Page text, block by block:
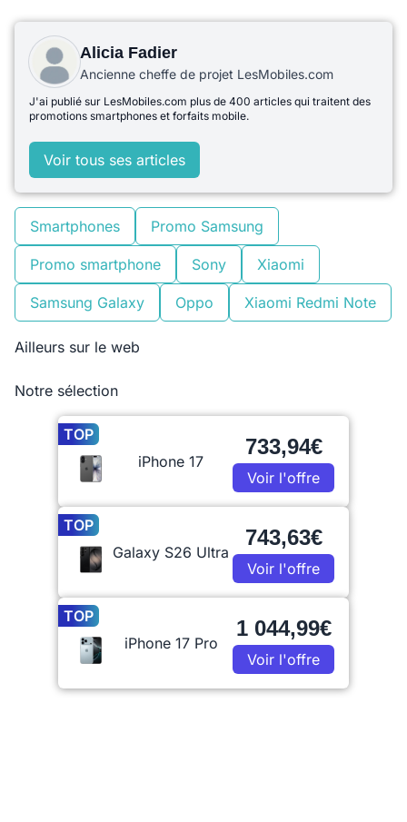
Alicia Fadier
Ancienne cheffe de projet LesMobiles.com
J'ai publié sur LesMobiles.com plus de 400 articles qui traitent des
promotions smartphones et forfaits mobile.
Voir tous ses articles
Smartphones Promo Samsung
Promo smartphone Sony Xiaomi
Samsung Galaxy Oppo Xiaomi Redmi Note
Ailleurs sur le web
Notre sélection
TOP
iPhone 17
733,94€
Voir l'offre
TOP
Galaxy S26 Ultra
743,63€
Voir l'offre
TOP
iPhone 17 Pro
1 044,99€
Voir l'offre